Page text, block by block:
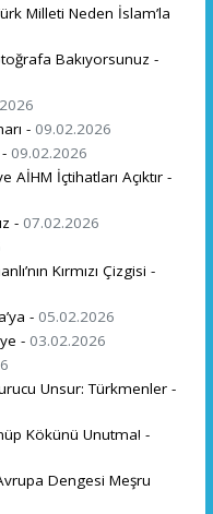
Milleti Neden İslam’la
Bakıyorsunuz -
- 09.02.2026
09.02.2026
AİHM İçtihatları Açıktır -
- 07.02.2026
Kırmızı Çizgisi -
- 05.02.2026
- 03.02.2026
Unsur: Türkmenler -
Kökünü Unutma! -
Dengesi Meşru